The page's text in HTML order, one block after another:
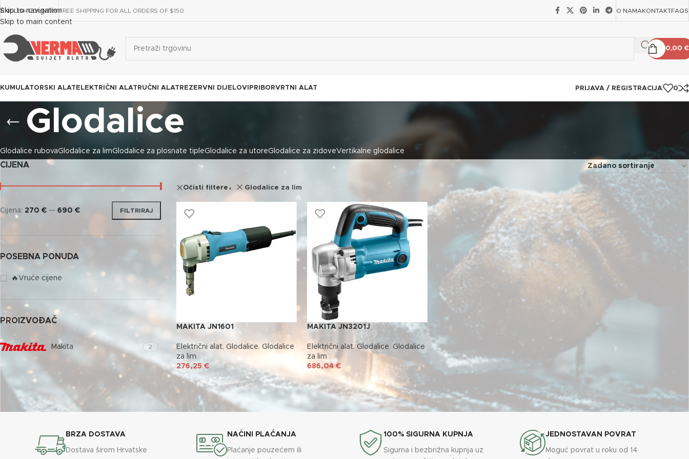
Skip to navigation
Skip to main content
ENGLISHCOUNTRYFREE SHIPPING FOR ALL ORDERS OF $150 O NAMAKONTAKTFAQS
0,00€
ALAT ELEKTRIČNI ALAT RUČNI ALAT REZERVNI DIJELOVI PRIBORVRTNI ALAT PRIJAVA / REGISTRACIJA 0
Glodalice
Glodalice rubovaGlodalice za limGlodalice za plosnate tipleGlodalice za utoreGlodalice za zidoveVertikalne glodalice
CIJENA
FILTRIRAJ
Cijena: 270 € — 690 €
POSEBNA PONUDA
🔥Vruće cijene
PROIZVOĐAČ
Makita 2
Očisti filtere Glodalice za lim
MAKITA JN1601
Električni alat, Glodalice, Glodalice
za lim
276,25 €
MAKITA JN3201J
Električni alat, Glodalice, Glodalice
za lim
686,04€
BRZA DOSTAVA
Dostava širom Hrvatske
NAĆINI PLAĆANJA
Plaćanje pouzećem ili
100% SIGURNA KUPNJA
Sigurna i bezbrižna kupnja uz
JEDNOSTAVAN POVRAT
Moguć povrat u roku od 14